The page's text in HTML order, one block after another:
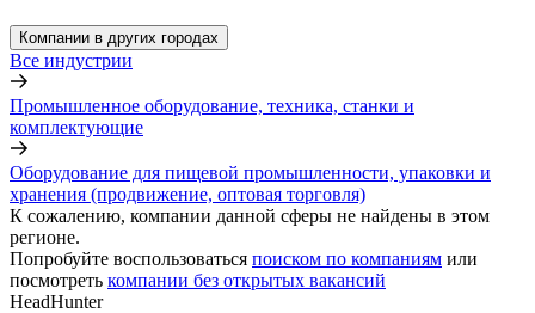
Компании в других городах
Все индустрии
Промышленное оборудование, техника, станки и
комплектующие
Оборудование для пищевой промышленности, упаковки и
хранения (продвижение, оптовая торговля)
К сожалению, компании данной сферы не найдены в этом
регионе.
Попробуйте воспользоваться поиском по компаниям или
посмотреть компании без открытых вакансий
HeadHunter